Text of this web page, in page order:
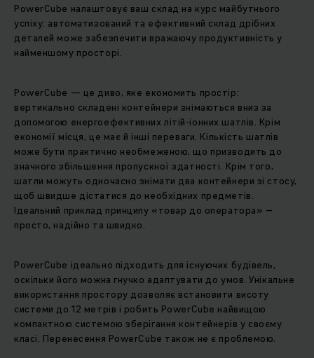
PowerCube налаштовує ваш склад на курс майбутнього
успіху: автоматизований та ефективний склад дрібних
деталей може забезпечити вражаючу продуктивність у
найменшому просторі.
PowerCube — це диво, яке економить простір:
вертикально складені контейнери знімаються вниз за
допомогою енергоефективних літій-іонних шатлів. Крім
економії місця, це має й інші переваги. Кількість шатлів
може бути практично необмеженою, що призводить до
значного збільшення пропускної здатності. Крім того,
шатли можуть одночасно знімати два контейнери зі стосу,
щоб швидше дістатися до необхідних предметів.
Ідеальний приклад принципу «товар до оператора» –
просто, надійно та швидко.
PowerCube ідеально підходить для існуючих будівель,
оскільки його можна гнучко адаптувати до умов. Унікальне
використання простору дозволяє встановити висоту
системи до 12 метрів і робить PowerCube найвищою
компактною системою зберігання контейнерів у своєму
класі. Перенесення PowerCube також не є проблемою.